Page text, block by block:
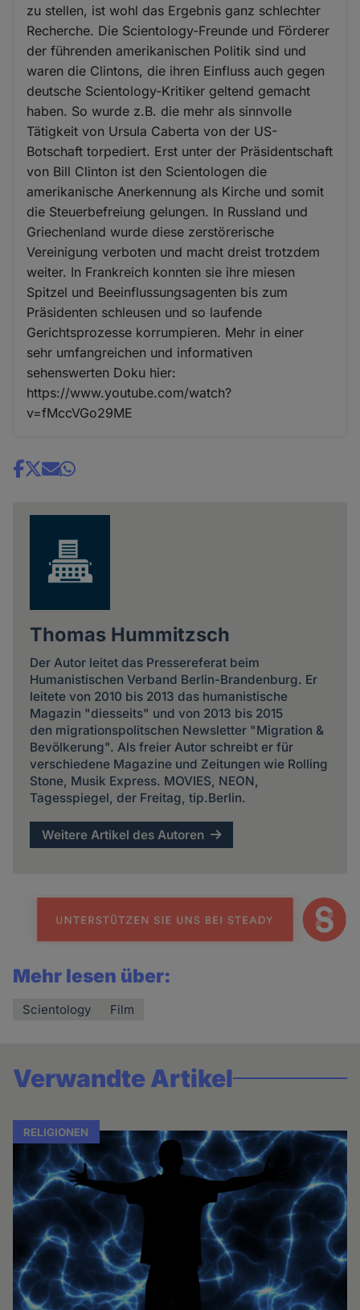
zu stellen, ist wohl das Ergebnis ganz schlechter
Recherche. Die Scientology-Freunde und Förderer
der führenden amerikanischen Politik sind und
waren die Clintons, die ihren Einfluss auch gegen
deutsche Scientology-Kritiker geltend gemacht
haben. So wurde z.B. die mehr als sinnvolle
Tätigkeit von Ursula Caberta von der US-
Botschaft torpediert. Erst unter der Präsidentschaft
von Bill Clinton ist den Scientologen die
amerikanische Anerkennung als Kirche und somit
die Steuerbefreiung gelungen. In Russland und
Griechenland wurde diese zerstörerische
Vereinigung verboten und macht dreist trotzdem
weiter. In Frankreich konnten sie ihre miesen
Spitzel und Beeinflussungsagenten bis zum
Präsidenten schleusen und so laufende
Gerichtsprozesse korrumpieren. Mehr in einer
sehr umfangreichen und informativen
sehenswerten Doku hier:
https://www.youtube.com/watch?
v=fMccVGo29ME
Share
Thomas Hummitzsch
Der Autor leitet das Pressereferat beim
Humanistischen Verband Berlin-Brandenburg. Er
leitete von 2010 bis 2013 das humanistische
Magazin "diesseits" und von 2013 bis 2015
den migrationspolitschen Newsletter "Migration &
Bevölkerung". Als freier Autor schreibt er für
verschiedene Magazine und Zeitungen wie Rolling
Stone, Musik Express. MOVIES, NEON,
Tagesspiegel, der Freitag, tip.Berlin.
Weitere Artikel des Autoren
Mehr lesen über:
Scientology Film
Verwandte Artikel
RELIGIONEN